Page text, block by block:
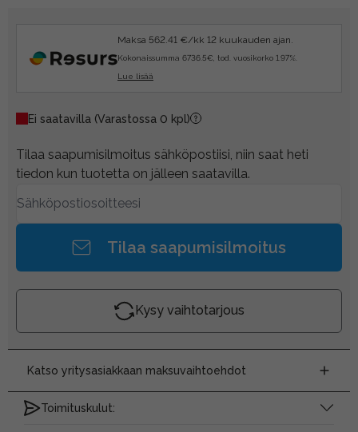
Maksa 562.41 €/kk 12 kuukauden ajan.
Kokonaissumma 6736.5€, tod. vuosikorko 1.97%.
Lue lisää
Ei saatavilla (Varastossa 0 kpl)
Tilaa saapumisilmoitus sähköpostiisi, niin saat heti
tiedon kun tuotetta on jälleen saatavilla.
Tilaa saapumisilmoitus
Kysy vaihtotarjous
Katso yritysasiakkaan maksuvaihtoehdot
Toimituskulut: